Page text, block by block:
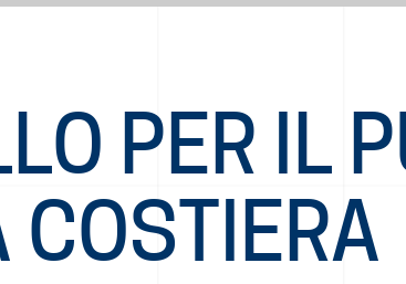
PER IL
COSTIERA